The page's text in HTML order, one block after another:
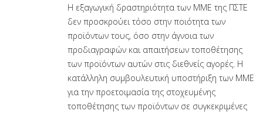
Η εξαγωγική δραστηριότητα των ΜΜΕ της ΠΣΤΕ
δεν προσκρούει τόσο στην ποιότητα των
προϊόντων τους, όσο στην άγνοια των
προδιαγραφών και απαιτήσεων τοποθέτησης
των προϊόντων αυτών στις διεθνείς αγορές. Η
κατάλληλη συμβουλευτική υποστήριξη των ΜΜΕ
για την προετοιμασία της στοχευμένης
τοποθέτησης των προϊόντων σε συγκεκριμένες